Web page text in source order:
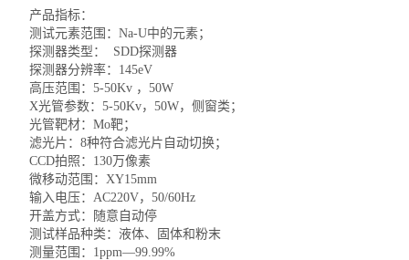
产品指标：
测试元素范围：Na-U中的元素；
探测器类型：
SDD探测器
探测器分辨率： 145eV
高压范围：5-50Kv ，50W
X光管参数：5-50Kv，50W，侧窗类；
光管靶材：Mo靶；
滤光片：8种符合滤光片自动切换；
CCD拍照： 130万像素
微移动范围：XY15mm
输入电压：AC220V，50/60Hz
开盖方式：随意自动停
测试样品种类：液体、固体和粉末
测量范围： 1ppm—99.99%